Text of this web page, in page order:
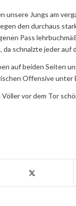
unsere Jungs am
den durchaus
Pass
da schnalzte jeder
auf beiden Seiten
Offensive
vor dem Tor